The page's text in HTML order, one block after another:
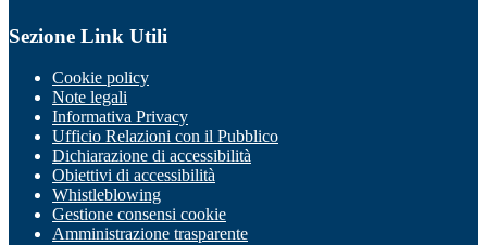
Sezione Link Utili
Cookie policy
Note legali
Informativa Privacy
Ufficio Relazioni con il Pubblico
Dichiarazione di accessibilità
Obiettivi di accessibilità
Whistleblowing
Gestione consensi cookie
Amministrazione trasparente